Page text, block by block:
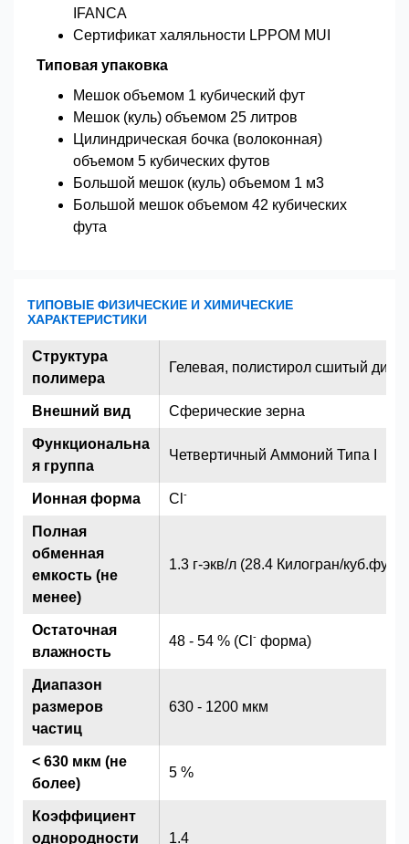
IFANCA
Сертификат халяльности LPPOM MUI
Типовая упаковка
Мешок объемом 1 кубический фут
Мешок (куль) объемом 25 литров
Цилиндрическая бочка (волоконная)
объемом 5 кубических футов
Большой мешок (куль) объемом 1 м3
Большой мешок объемом 42 кубических
фута
ТИПОВЫЕ ФИЗИЧЕСКИЕ И ХИМИЧЕСКИЕ
ХАРАКТЕРИСТИКИ
Гелевая, полистирол сшитый
Сферические зерна
Четвертичный Аммоний Типа I
Cl -
1.3 г-экв/л (28.4 Килогран/куб.фут)
48 - 54 % (Cl - форма)
630 - 1200 мкм
5 %
1.4
Структура
полимера
Внешний вид
Функциональна
я группа
Ионная форма
Полная
обменная
емкость (не
менее)
Остаточная
влажность
Диапазон
размеров
частиц
< 630 мкм (не
более)
Коэффициент
однородности